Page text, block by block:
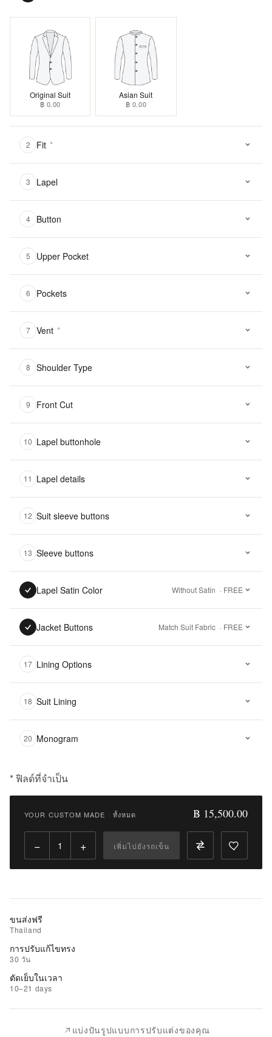
Original Suit
฿ 0.00
Asian Suit
฿ 0.00
2 Fit *
3 Lapel
4 Button
5 Upper Pocket
6 Pockets
7 Vent *
8 Shoulder Type
9 Front Cut
10 Lapel buttonhole
11 Lapel details
12 Suit sleeve buttons
13 Sleeve buttons
Lapel Satin Color Without Satin · FREE
Jacket Buttons Match Suit Fabric · FREE
17 Lining Options
18 Suit Lining
20 Monogram
* ฟิลด์ที่จำเป็น
฿
Qty:
ไป
รถ
เข็น
รายการ
ที่
ชอบ
YOUR CUSTOM MADE · ทั้งหมด ฿ 15,500.00
− + เพิ่มไปยังรถเข็น
ขนส่งฟรี
Thailand
การปรับแก้ไขทรง
30 วัน
ตัดเย็บในเวลา
10–21 days
แบ่งปันรูปแบบการปรับแต่งของคุณ